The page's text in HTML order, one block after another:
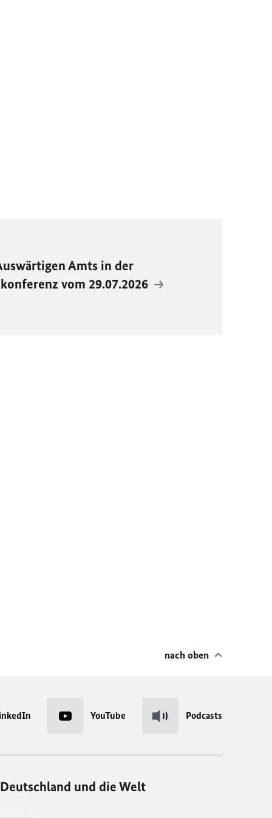
Amts in der
vom 29.07.2026
nach oben
YouTube Podcasts
Deutschland und die Welt